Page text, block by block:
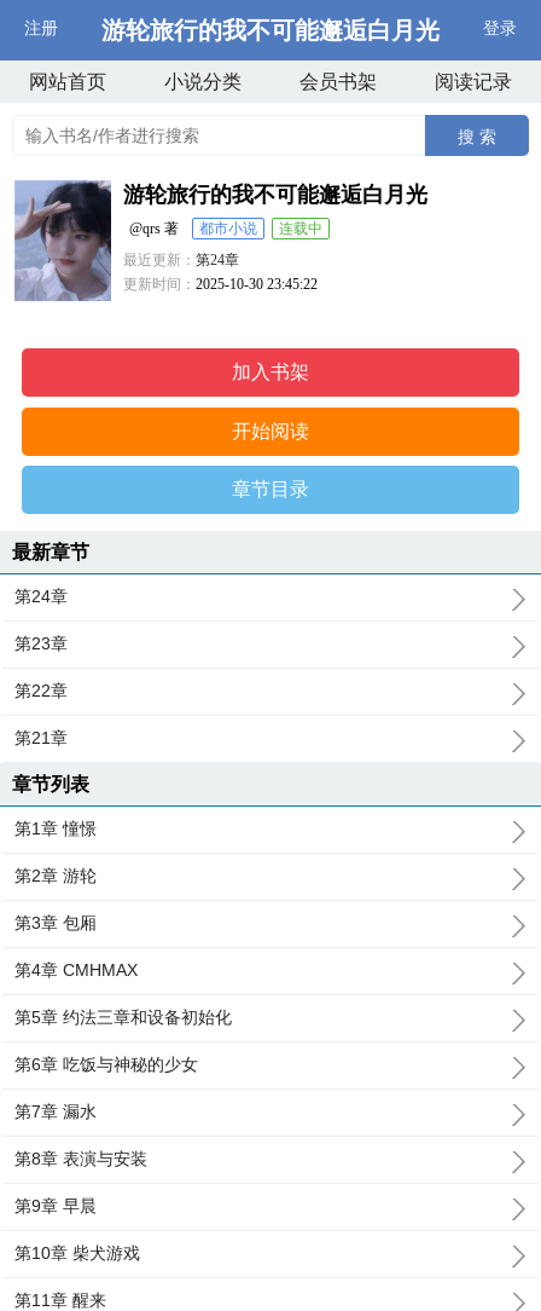
注册 游轮旅行的我不可能邂逅白月光 登录
网站首页 小说分类 会员书架 阅读记录
搜 索
游轮旅行的我不可能邂逅白月光
@qrs 著 都市小说
连载中
最近更新：第24章
更新时间：2025-10-30 23:45:22
加入书架
开始阅读
章节目录
最新章节
第24章
第23章
第22章
第21章
章节列表
第1章 憧憬
第2章 游轮
第3章 包厢
第4章 CMHMAX
第5章 约法三章和设备初始化
第6章 吃饭与神秘的少女
第7章 漏水
第8章 表演与安装
第9章 早晨
第10章 柴犬游戏
第11章 醒来